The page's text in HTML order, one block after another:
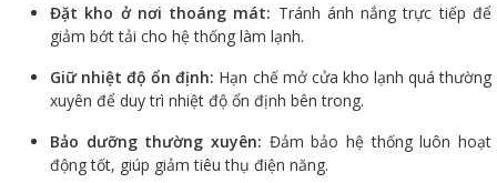
Đặt kho ở nơi thoáng mát: Tránh ánh nắng trực tiếp để
giảm bớt tải cho hệ thống làm lạnh.
Giữ nhiệt độ ổn định: Hạn chế mở cửa kho lạnh quá thường
xuyên để duy trì nhiệt độ ổn định bên trong.
Bảo dưỡng thường xuyên: Đảm bảo hệ thống luôn hoạt
động tốt, giúp giảm tiêu thụ điện năng.